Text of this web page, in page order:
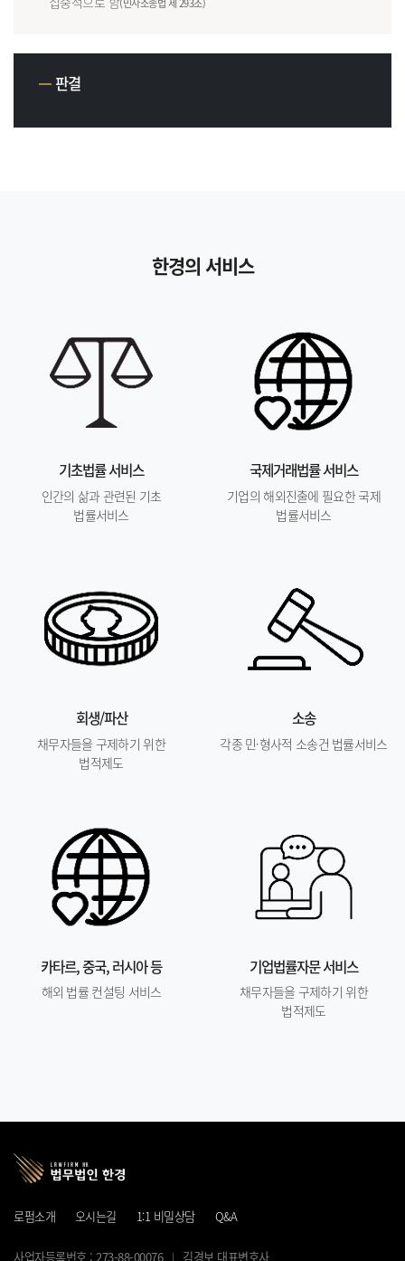
(민사소송법 제 293조)
판결
한경의 서비스
기초법률 서비스
인간의 삶과 관련된 기초
법률서비스
국제거래법률 서비스
기업의 해외진출에 필요한 국제
법률서비스
회생/파산
채무자들을 구제하기 위한
법적제도
소송
각종 민·형사적 소송건 법률서비스
카타르, 중국, 러시아 등
해외 법률 컨설팅 서비스
기업법률자문 서비스
채무자들을 구제하기 위한
법적제도
로펌소개 오시는길 1:1 비밀상담 Q&A
사업자등록번호 : 273-88-00076 김경보 대표변호사